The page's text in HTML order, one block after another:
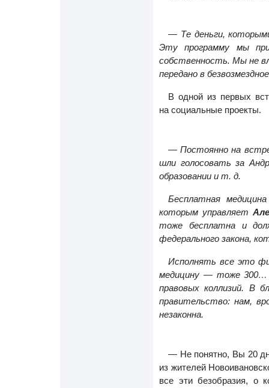
— Те деньги,
Эту программу мы
собственность. Мы не
передано в
В одной из первых
на социальные проекты.
—Постоянно на
шли голосовать за
образовании и т. д.
Бесплатная
которым управляет
тоже бесплатна и
федерального закона,
Исполнять все это
медицину — тоже 300…
правовых коллизий. В
правительство: нам,
незаконна.
— Не понятно, Вы 20
из жителей
все эти безобразия, о